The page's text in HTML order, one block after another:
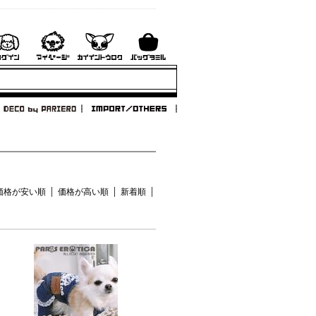
格が安い順 価格が高い順 新着順